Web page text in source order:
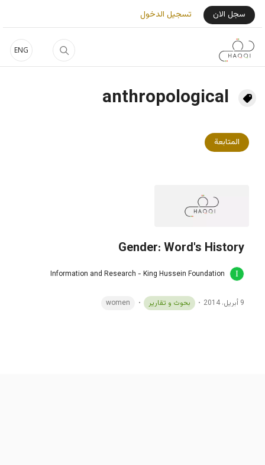
تجاوز إلى المحتوى الرئيسي
ENG
User Login Menu
سجل الان تسجيل الدخول
anthropological
المتابعة
Gender: Word's History
Information and Research - King Hussein Foundation
9 أبريل، 2014 بحوث و تقارير women